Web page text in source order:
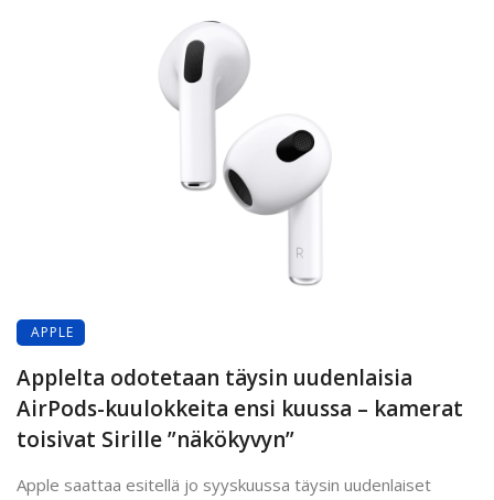
APPLE
Applelta odotetaan täysin uudenlaisia
AirPods-kuulokkeita ensi kuussa – kamerat
toisivat Sirille ”näkökyvyn”
Apple saattaa esitellä jo syyskuussa täysin uudenlaiset